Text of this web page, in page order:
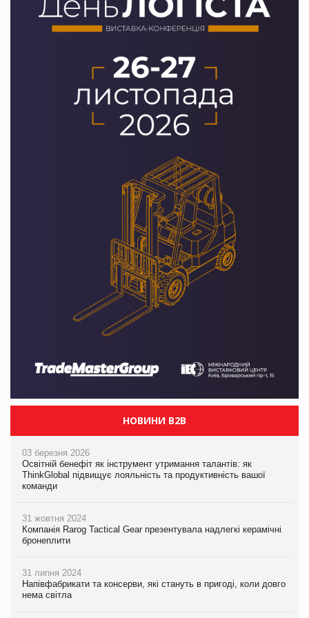
НОВИНИ B2B
03 березня 2026
Освітній бенефіт як інструмент утримання талантів: як
ThinkGlobal підвищує лояльність та продуктивність вашої
команди
31 жовтня 2024
Компанія Rarog Tactical Gear презентувала надлегкі керамічні
бронеплити
31 липня 2024
Напівфабрикати та консерви, які стануть в пригоді, коли довго
нема світла